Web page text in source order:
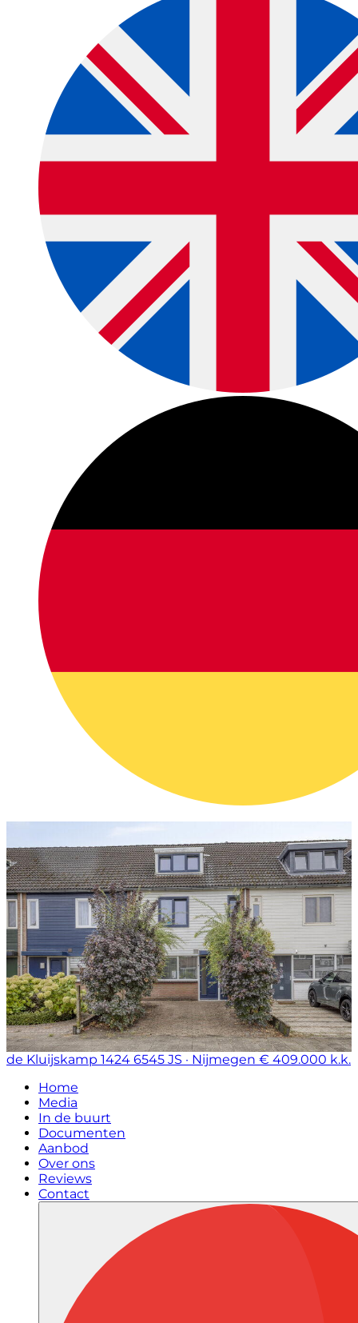
de Kluijskamp 1424 6545 JS · Nijmegen € 409.000 k.k.
Home
Media
In de buurt
Documenten
Aanbod
Over ons
Reviews
Contact